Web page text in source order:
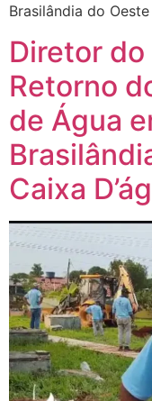
Brasilândia do
Diretor do
Retorno
de Água
Caixa